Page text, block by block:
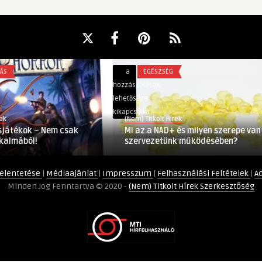
– Nem csak
az
NAD+
és
milyen
a
szervezetünk
bejegyzéshez
hozzászólások
lehetősége
kikapcsolva
EGÉSZSÉG
(Nem) Titkolt Hírek
Mi az a NAD+ és milyen szerepe van a
szervezetünk működésében?
| Médiaajánlat | Impresszum | Felhasználási Feltételek |
Minden Jog Fenntartva © 2020 - (Nem) Titkolt Hírek Szerkesztőség